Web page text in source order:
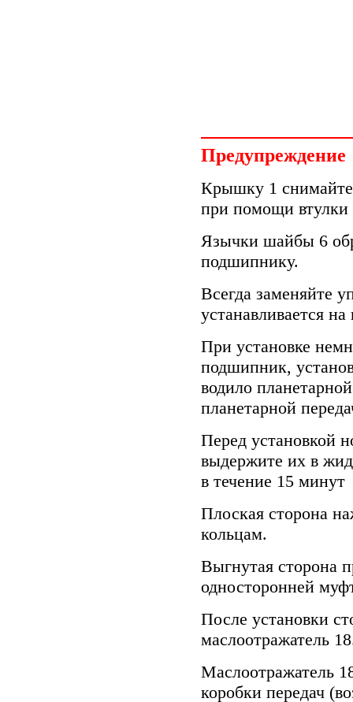
Предупреждение
Крышку 1 снимайте
при помощи втулки
Язычки шайбы 6
подшипнику.
Всегда заменяйте
устанавливается
При установке
подшипник,
водило
планетарной
Перед установкой
выдержите их в
в течение 15 минут
Плоская сторона
кольцам.
Выгнутая сторона
односторонней
После установки
маслоотражатель
Маслоотражатель
коробки передач